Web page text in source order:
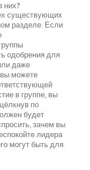
них?
существующих
разделе. Если
одобрения для
даже
можете
в группе, вы
по
будет
зачем вы
лидера
могут быть для